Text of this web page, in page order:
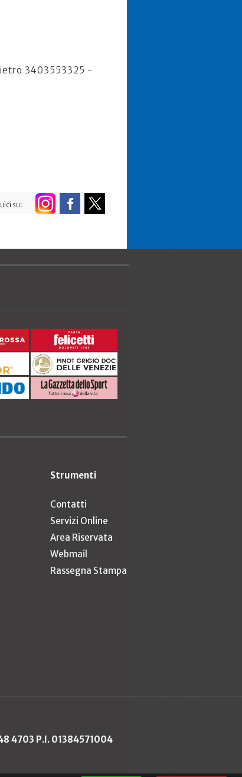
3403553325 -
su:
Strumenti
Contatti
Servizi Online
Area Riservata
Webmail
Rassegna Stampa
4703 P.I. 01384571004